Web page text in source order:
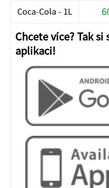
Coca-Cola - 1L
Chcete více? Tak
aplikaci!